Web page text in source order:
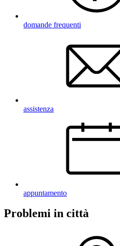
domande frequenti
assistenza
appuntamento
Problemi in città